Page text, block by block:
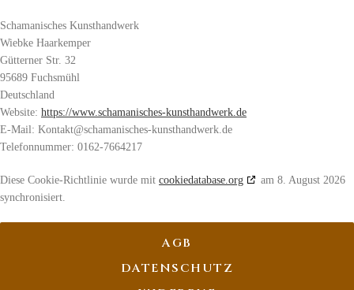
Schamanisches Kunsthandwerk
Wiebke Haarkemper
Gütterner Str. 32
95689 Fuchsmühl
Deutschland
Website: https://www.schamanisches-kunsthandwerk.de
E-Mail: Kontakt@schamanisches-kunsthandwerk.de
Telefonnummer: 0162-7664217
Diese Cookie-Richtlinie wurde mit cookiedatabase.org
am 8. August 2026
synchronisiert.
AGB
DATENSCHUTZ